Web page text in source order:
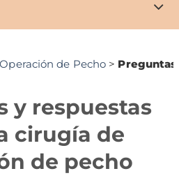
de Pecho >
y respuestas
cirugía de
de pecho